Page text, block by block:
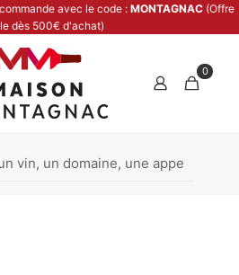
avec le code : MONTAGNAC (Offre
dès 500€ d'achat)
0